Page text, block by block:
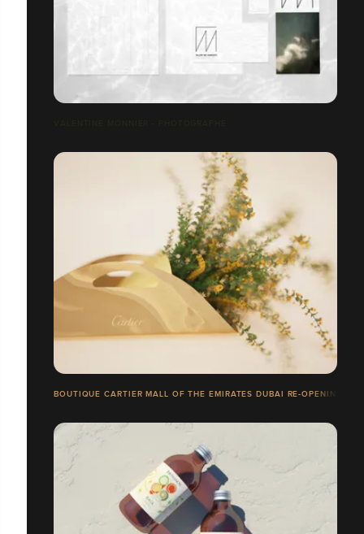
BOUTIQUE CARTIER MALL OF THE EMIRATES DUBAI RE-OPENING